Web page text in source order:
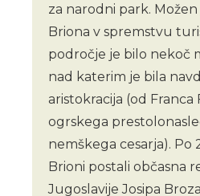
za narodni park.
Briona v spremstvu
področje je bilo nekoč
nad katerim je bila
aristokracija (od Franca
ogrskega
nemškega cesarja). Po
Brioni postali občasna
Jugoslavije Josipa